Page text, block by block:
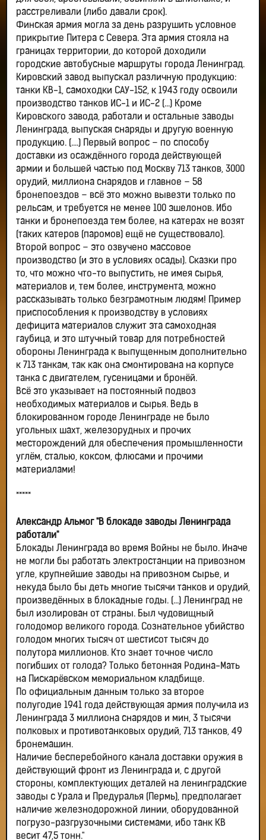
расстреливали (либо давали срок).
Финская армия могла за день разрушить условное
прикрытие Питера с Севера. Эта армия стояла на
границах территории, до которой доходили
городские автобусные маршруты города Ленинград.
Кировский завод выпускал различную продукцию:
танки КВ-1, самоходки САУ-152, к 1943 году освоили
производство танков ИС-1 и ИС-2 (...) Кроме
Кировского завода, работали и остальные заводы
Ленинграда, выпуская снаряды и другую военную
продукцию. (....) Первый вопрос – по способу
доставки из осаждённого города действующей
армии и большей частью под Москву 713 танков, 3000
орудий, миллиона снарядов и главное – 58
бронепоездов – всё это можно вывезти только по
рельсам, и требуется не менее 100 эшелонов. Ибо
танки и бронепоезда тем более, на катерах не возят
(таких катеров (паромов) ещё не существовало).
Второй вопрос – это озвучено массовое
производство (и это в условиях осады). Сказки про
то, что можно что-то выпустить, не имея сырья,
материалов и, тем более, инструмента, можно
рассказывать только безграмотным людям! Пример
приспособления к производству в условиях
дефицита материалов служит эта самоходная
гаубица, и это штучный товар для потребностей
обороны Ленинграда к выпущенным дополнительно
к 713 танкам, так как она смонтирована на корпусе
танка с двигателем, гусеницами и бронёй.
Всё это указывает на постоянный подвоз
необходимых материалов и сырья. Ведь в
блокированном городе Ленинграде не было
угольных шахт, железорудных и прочих
месторождений для обеспечения промышленности
углём, сталью, коксом, флюсами и прочими
материалами!
*****
Александр Альмог "В блокаде заводы Ленинграда
работали"
Блокады Ленинграда во время Войны не было. Иначе
не могли бы работать электростанции на привозном
угле, крупнейшие заводы на привозном сырье, и
некуда было бы деть многие тысячи танков и орудий,
произведённых в блокадные годы. (...) Ленинград не
был изолирован от страны. Был чудовищный
голодомор великого города. Сознательное убийство
голодом многих тысяч от шестисот тысяч до
полутора миллионов. Кто знает точное число
погибших от голода? Только бетонная Родина-Мать
на Пискарёвском мемориальном кладбище.
По официальным данным только за второе
полугодие 1941 года действующая армия получила из
Ленинграда 3 миллиона снарядов и мин, 3 тысячи
полковых и противотанковых орудий, 713 танков, 49
бронемашин.
Наличие бесперебойного канала доставки оружия в
действующий фронт из Ленинграда и, с другой
стороны, комплектующих деталей на ленинградские
заводы с Урала и Предуралья (Пермь), предполагает
наличие железнодорожной линии, оборудованной
погрузо-разгрузочными системами, ибо танк КВ
весит 47,5 тонн."